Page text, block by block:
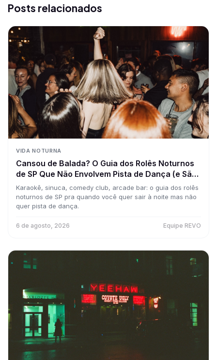
Posts relacionados
VIDA NOTURNA
Cansou de Balada? O Guia dos Rolês Noturnos
de SP Que Não Envolvem Pista de Dança (e São
Tão Bons Quanto)
Karaokê, sinuca, comedy club, arcade bar: o guia dos rolês
noturnos de SP pra quando você quer sair à noite mas não
quer pista de dança.
6 de agosto, 2026 Equipe REVO